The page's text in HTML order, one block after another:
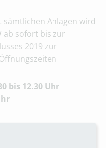
sämtlichen Anlagen wird
ab sofort bis zur
2019 zur
bis 12.30 Uhr
2, 53332